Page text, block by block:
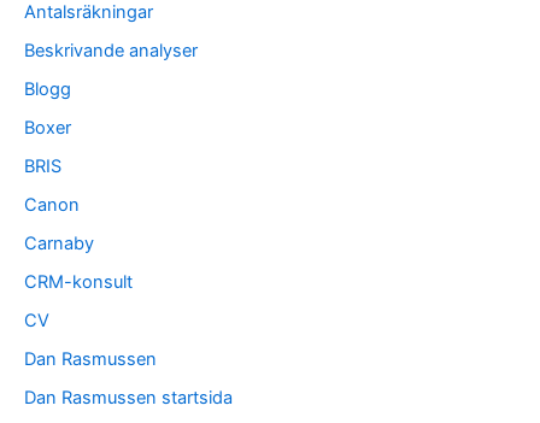
Antalsräkningar
Beskrivande analyser
Blogg
Boxer
BRIS
Canon
Carnaby
CRM-konsult
CV
Dan Rasmussen
Dan Rasmussen startsida